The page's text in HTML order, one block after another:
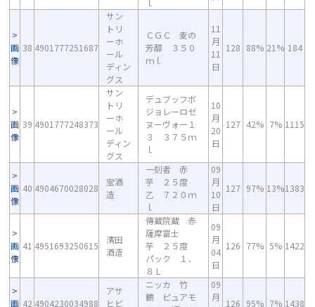
ｌ
画
像
38 4901777251687
サン
トリ
ーホ
ール
ディン
グス
ＣＧＣ 麦の
芳醇 ３５０
ｍｌ
11
月
11
日
128 88% 21% 184
画
像
39 4901777248373
サン
トリ
ーホ
ール
ディン
グス
デュブッフボ
ジョレーロゼ
ヌーヴォー１
３ ３７５ｍ
ｌ
10
月
20
日
127 42% 7% 1115
画
像
40 4904670028028
宝酒
造
一刻者 赤
芋 ２５度
乙 ７２０ｍ
ｌ
09
月
10
日
127 97% 13%1383
画
像
41 4951693250615
濱田
酒造
傳蔵院蔵 赤
薩摩富士
芋 ２５度
パック １．
８Ｌ
09
月
04
日
126 77% 5% 1422
画 42 4904230034988
アサ
ヒビ
ニッカ 竹
鶴 ピュアモ
09
月
126 95% 7% 1438